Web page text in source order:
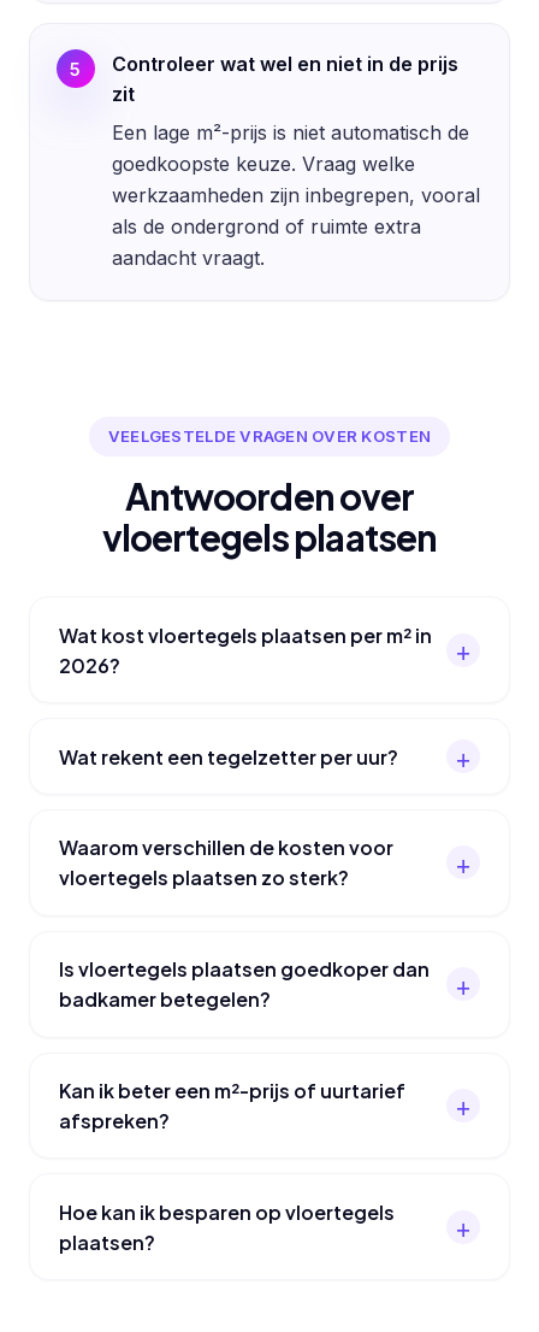
5
Controleer wat wel en niet in de prijs
zit
Een lage m²-prijs is niet automatisch de
goedkoopste keuze. Vraag welke
werkzaamheden zijn inbegrepen, vooral
als de ondergrond of ruimte extra
aandacht vraagt.
VEELGESTELDE VRAGEN OVER KOSTEN
Antwoorden over
vloertegels plaatsen
Wat kost vloertegels plaatsen per m² in
2026?
Wat rekent een tegelzetter per uur?
Waarom verschillen de kosten voor
vloertegels plaatsen zo sterk?
Is vloertegels plaatsen goedkoper dan
badkamer betegelen?
Kan ik beter een m²-prijs of uurtarief
afspreken?
Hoe kan ik besparen op vloertegels
plaatsen?